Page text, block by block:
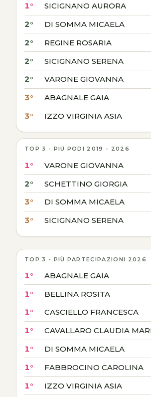
1° SICIGNANO AURORA
2° DI SOMMA MICAELA
2° REGINE ROSARIA
2° SICIGNANO SERENA
2° VARONE GIOVANNA
3° ABAGNALE GAIA
3° IZZO VIRGINIA ASIA
TOP 3 - PIÙ PODI 2019 - 2026
1° VARONE GIOVANNA
2° SCHETTINO GIORGIA
3° DI SOMMA MICAELA
3° SICIGNANO SERENA
TOP 3 - PIÙ PARTECIPAZIONI 2026
1° ABAGNALE GAIA
1° BELLINA ROSITA
1° CASCIELLO FRANCESCA
1° CAVALLARO CLAUDIA
1° DI SOMMA MICAELA
1° FABBROCINO CAROLINA
1° IZZO VIRGINIA ASIA